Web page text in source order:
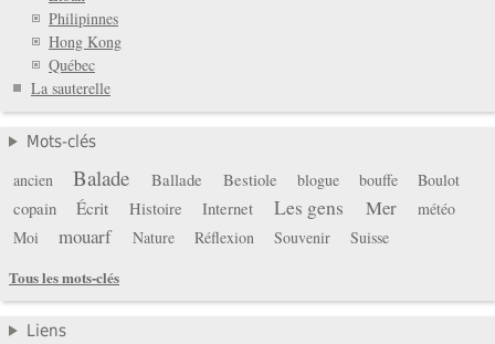
Philipinnes
Hong Kong
Québec
La sauterelle
Mots-clés
ancien Balade Ballade Bestiole blogue bouffe Boulot
copain Écrit Histoire Internet Les gens Mer
météo
Moi
mouarf Nature Réflexion Souvenir
Suisse
Tous les mots-clés
Liens